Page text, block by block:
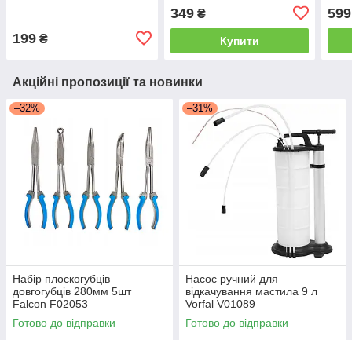
199 ₴
накладками
349₴
Купити
599
Акційні пропозиції та новинки
–32%
Набір плоскогубців
довгогубців 280мм 5шт
Falcon F02053
Готово до відправки
–31%
Насос ручний для
відкачування мастила 9 л
Vorfal V01089
Готово до відправки